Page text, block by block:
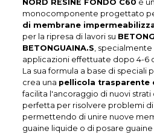
NORD RESINE FONDO C60 è un
monocomponente progettato
di membrane
per la ripresa di lavori su
BETONGUAINA.S ,
applicazioni effettuate dopo 4-6
La sua formula a base di speciali
crea una pellicola trasparente
facilita l'ancoraggio di nuovi strati
perfetta per risolvere problemi di
permettendo di unire nuove
guaine liquide o di posare